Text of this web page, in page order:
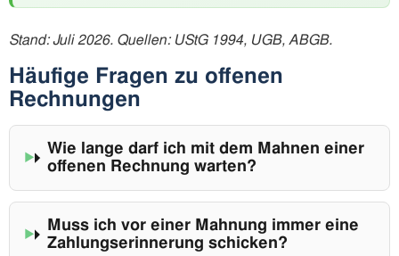
Stand: Juli 2026. Quellen: UStG 1994, UGB, ABGB.
Häufige Fragen zu offenen
Rechnungen
Wie lange darf ich mit dem Mahnen einer
offenen Rechnung warten?
Muss ich vor einer Mahnung immer eine
Zahlungserinnerung schicken?